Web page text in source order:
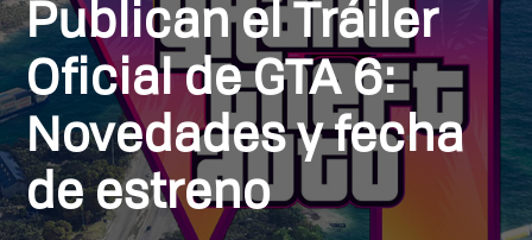
Publican el Tráiler
Oficial de GTA 6:
Novedades y fecha
de estreno